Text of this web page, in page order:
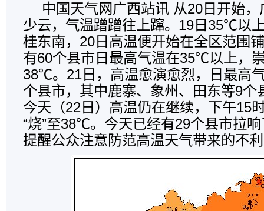
中国天气网广西站讯 从20日开始
少云，气温蹭蹭往上蹿。19日35℃以
桂东南，20日高温便开始在全区范围
有60个县市日最高气温在35℃以上，
38℃。21日，高温愈演愈烈，日最高
个县市，其中鹿寨、象州、田东等9
今天（22日）高温仍在继续，下午15
“烧”至38℃。今天已经有29个县市拉
提醒公众注意防范高温天气带来的不